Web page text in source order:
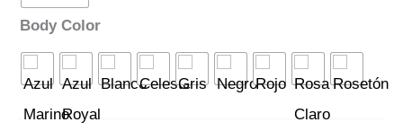
Body Color